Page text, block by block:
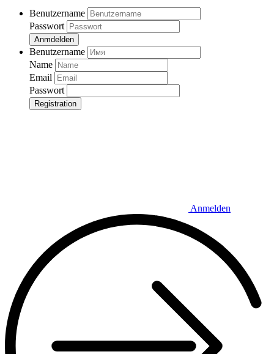
Benutzername
Passwort
Anmdelden
Benutzername
Name
Email
Passwort
Registration
Anmelden